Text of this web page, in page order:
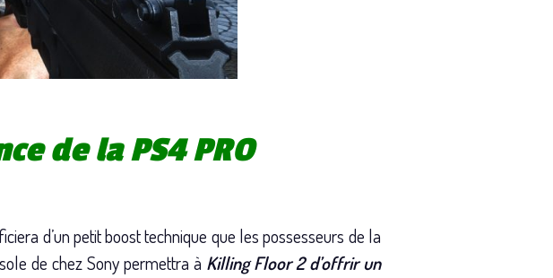
de la PS4 PRO
d’un petit boost technique que les possesseurs de la
de chez Sony permettra à Killing Floor 2 d’offrir un